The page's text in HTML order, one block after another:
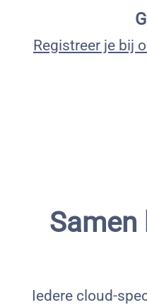
Registreer je bij
Samen
Iedere cloud-